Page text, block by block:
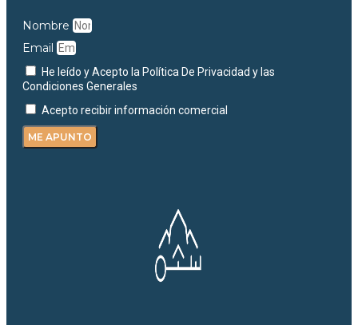
Nombre
Email
He leído y Acepto la Política De Privacidad y las
Condiciones Generales
Acepto recibir información comercial
ME APUNTO